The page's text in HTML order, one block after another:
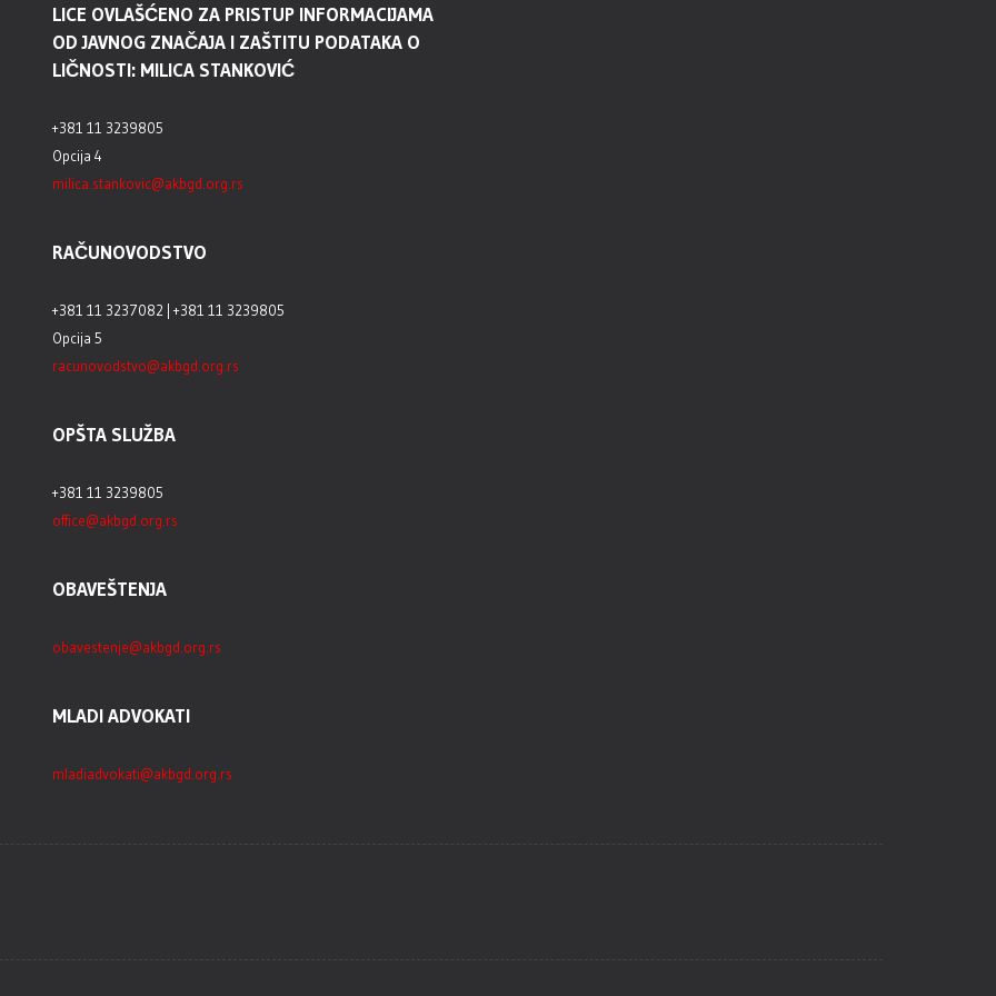
LICE OVLAŠĆENO ZA PRISTUP INFORMACIJAMA
OD JAVNOG ZNAČAJA I ZAŠTITU PODATAKA O
LIČNOSTI: MILICA STANKOVIĆ
+381 11 3239805
Opcija 4
milica.stankovic@akbgd.org.rs
RAČUNOVODSTVO
+381 11 3237082 | +381 11 3239805
Opcija 5
racunovodstvo@akbgd.org.rs
OPŠTA SLUŽBA
+381 11 3239805
office@akbgd.org.rs
OBAVEŠTENJA
obavestenje@akbgd.org.rs
MLADI ADVOKATI
mladiadvokati@akbgd.org.rs